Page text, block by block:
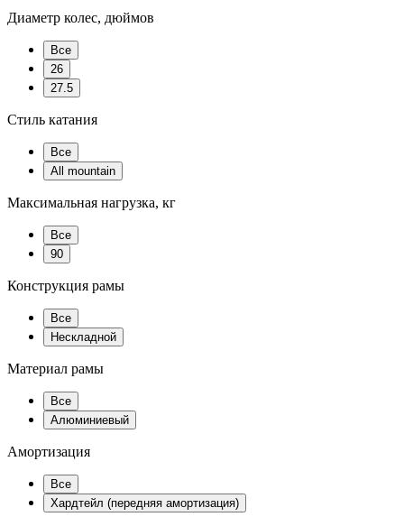
Диаметр колес, дюймов
Все
26
27.5
Стиль катания
Все
All mountain
Максимальная нагрузка, кг
Все
90
Конструкция рамы
Все
Нескладной
Материал рамы
Все
Алюминиевый
Амортизация
Все
Хардтейл (передняя амортизация)